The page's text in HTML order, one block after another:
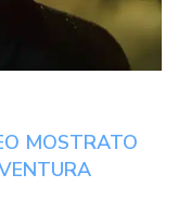
MOSTRATO